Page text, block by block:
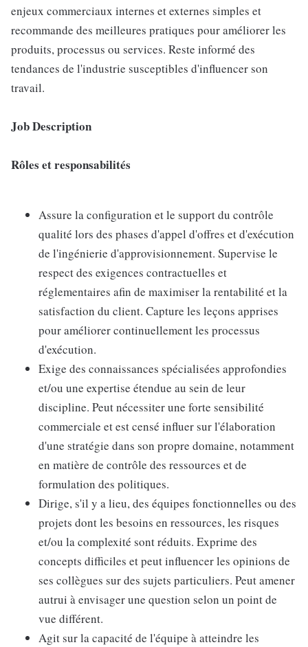
enjeux commerciaux internes et externes simples et
recommande des meilleures pratiques pour améliorer les
produits, processus ou services. Reste informé des
tendances de l'industrie susceptibles d'influencer son
travail.
Job Description
Rôles et responsabilités
Assure la configuration et le support du contrôle
qualité lors des phases d'appel d'offres et d'exécution
de l'ingénierie d'approvisionnement. Supervise le
respect des exigences contractuelles et
réglementaires afin de maximiser la rentabilité et la
satisfaction du client. Capture les leçons apprises
pour améliorer continuellement les processus
d'exécution.
Exige des connaissances spécialisées approfondies
et/ou une expertise étendue au sein de leur
discipline. Peut nécessiter une forte sensibilité
commerciale et est censé influer sur l'élaboration
d'une stratégie dans son propre domaine, notamment
en matière de contrôle des ressources et de
formulation des politiques.
Dirige, s'il y a lieu, des équipes fonctionnelles ou des
projets dont les besoins en ressources, les risques
et/ou la complexité sont réduits. Exprime des
concepts difficiles et peut influencer les opinions de
ses collègues sur des sujets particuliers. Peut amener
autrui à envisager une question selon un point de
vue différent.
Agit sur la capacité de l'équipe à atteindre les